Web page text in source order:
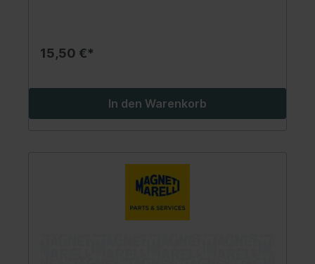
15,50 €*
In den Warenkorb